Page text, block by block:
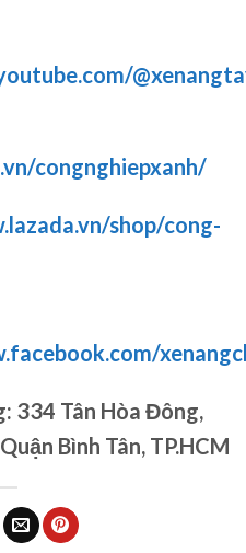
congnghiepxanh/
shop/cong-
334 Tân Hòa Đông,
Bình Tân, TP.HCM